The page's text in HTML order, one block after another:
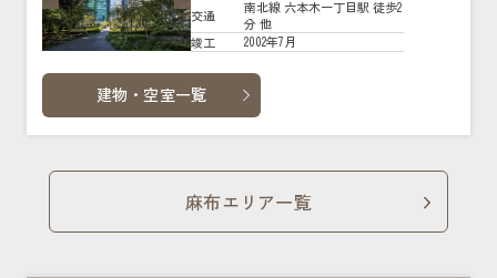
交通
南北線 六本木一丁目駅 徒歩2
分 他
竣工
2002年7月
建物・空室一覧
麻布エリア一覧